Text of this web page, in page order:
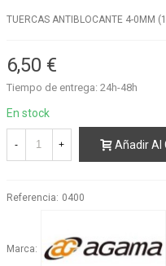
TUERCAS ANTIBLOCANTE 4-0MM
6,50 €
Tiempo de entrega: 24h-48h
En stock
- + Añadir Al
Referencia: 0400
Marca: